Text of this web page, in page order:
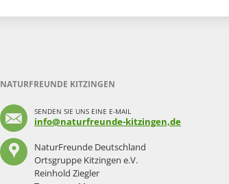
NATURFREUNDE KITZINGEN
SENDEN SIE UNS EINE E-MAIL
info@naturfreunde-kitzingen,de
NaturFreunde Deutschland
Ortsgruppe Kitzingen e.V.
Reinhold Ziegler